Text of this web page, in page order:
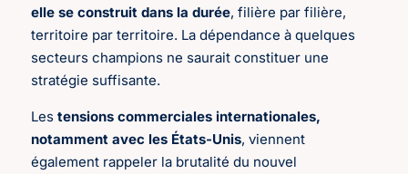
elle se construit dans la durée, filière par filière,
territoire par territoire. La dépendance à quelques
secteurs champions ne saurait constituer une
stratégie suffisante.
Lestensions commerciales internationales,
notamment avec les États-Unis, viennent
également rappeler la brutalité du nouvel